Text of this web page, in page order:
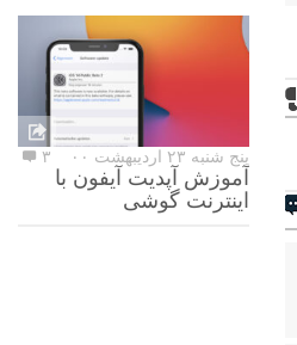
پنج شنبه ۲۳ اردیبهشت ۰۰ ۳
آموزش آپدیت آیفون با
اینترنت گوشی